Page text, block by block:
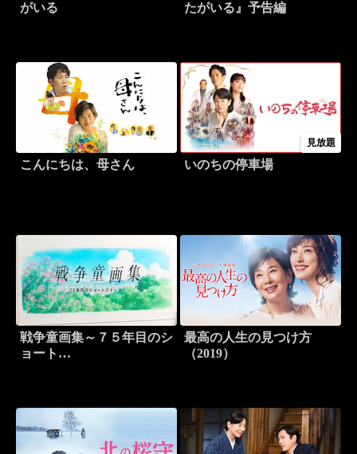
がいる
たがいる』予告編
こんにちは、母さん
見放題
いのちの停車場
戦争童画集～７５年目のシ
ョート…
最高の人生の見つけ方
（2019）